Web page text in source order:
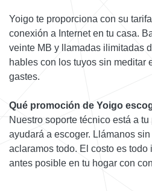
Yoigo te proporciona con su
conexión a Internet en tu casa.
veinte MB y llamadas ilimitadas
hables con los tuyos sin meditar
gastes.
Qué promoción de Yoigo
Nuestro soporte técnico está a
ayudará a escoger. Llámanos
aclaramos todo. El costo es
antes posible en tu hogar con